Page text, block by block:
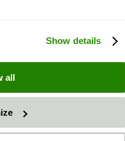
Show details
all
CONTENIDO
Información de pedido
Contacto